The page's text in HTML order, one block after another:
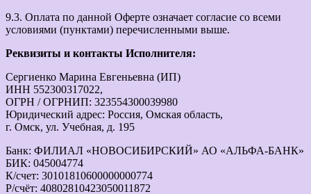
9.3. Оплата по данной Оферте означает согласие со всеми
условиями (пунктами) перечисленными выше.
Реквизиты и контакты Исполнителя:
Сергиенко Марина Евгеньевна (ИП)
ИНН 552300317022,
ОГРН / ОГРНИП: 323554300039980
Юридический адрес: Россия, Омская область,
г. Омск, ул. Учебная, д. 195
Банк: ФИЛИАЛ «НОВОСИБИРСКИЙ» АО «АЛЬФА-БАНК»
БИК: 045004774
К/счет: 30101810600000000774
Р/счёт: 40802810423050011872